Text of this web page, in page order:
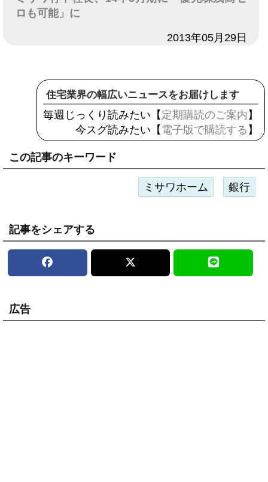
ロも可能」に
2013年05月29日
住宅業界の幅広いニュースをお届けします
毎週じっくり読みたい【 定期購読のご案内 】
今スグ読みたい【 電子版で購読する 】
この記事のキーワード
ミサワホーム 銀行
記事をシェアする
広告